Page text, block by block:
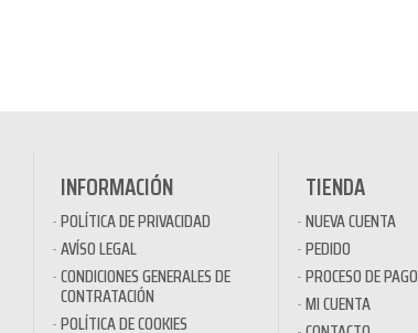
INFORMACIÓN
POLÍTICA DE PRIVACIDAD
AVÍSO LEGAL
CONDICIONES GENERALES DE
CONTRATACIÓN
POLÍTICA DE COOKIES
TIENDA
NUEVA CUENTA
PEDIDO
PROCESO DE PAGO
MI CUENTA